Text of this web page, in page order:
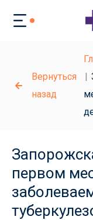
Вернуться
назад
первом